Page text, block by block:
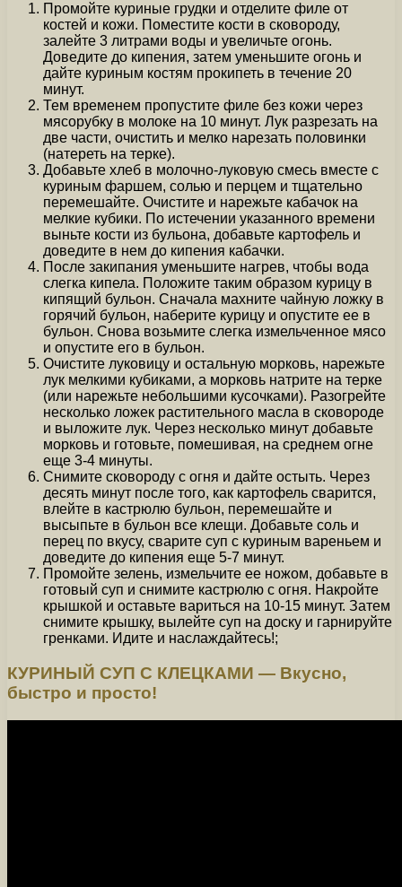
Промойте куриные грудки и отделите филе от
костей и кожи. Поместите кости в сковороду,
залейте 3 литрами воды и увеличьте огонь.
Доведите до кипения, затем уменьшите огонь и
дайте куриным костям прокипеть в течение 20
минут.
Тем временем пропустите филе без кожи через
мясорубку в молоке на 10 минут. Лук разрезать на
две части, очистить и мелко нарезать половинки
(натереть на терке).
Добавьте хлеб в молочно-луковую смесь вместе с
куриным фаршем, солью и перцем и тщательно
перемешайте. Очистите и нарежьте кабачок на
мелкие кубики. По истечении указанного времени
выньте кости из бульона, добавьте картофель и
доведите в нем до кипения кабачки.
После закипания уменьшите нагрев, чтобы вода
слегка кипела. Положите таким образом курицу в
кипящий бульон. Сначала махните чайную ложку в
горячий бульон, наберите курицу и опустите ее в
бульон. Снова возьмите слегка измельченное мясо
и опустите его в бульон.
Очистите луковицу и остальную морковь, нарежьте
лук мелкими кубиками, а морковь натрите на терке
(или нарежьте небольшими кусочками). Разогрейте
несколько ложек растительного масла в сковороде
и выложите лук. Через несколько минут добавьте
морковь и готовьте, помешивая, на среднем огне
еще 3-4 минуты.
Снимите сковороду с огня и дайте остыть. Через
десять минут после того, как картофель сварится,
влейте в кастрюлю бульон, перемешайте и
высыпьте в бульон все клещи. Добавьте соль и
перец по вкусу, сварите суп с куриным вареньем и
доведите до кипения еще 5-7 минут.
Промойте зелень, измельчите ее ножом, добавьте в
готовый суп и снимите кастрюлю с огня. Накройте
крышкой и оставьте вариться на 10-15 минут. Затем
снимите крышку, вылейте суп на доску и гарнируйте
гренками. Идите и наслаждайтесь!;
КУРИНЫЙ СУП С КЛЕЦКАМИ — Вкусно,
быстро и просто!